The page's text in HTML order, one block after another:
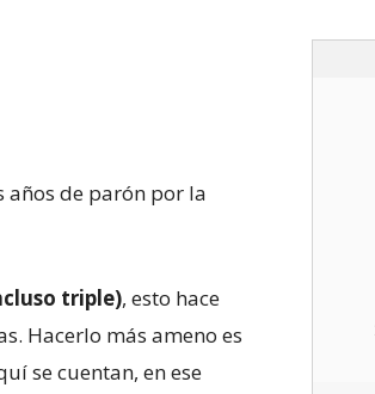
años de parón por la
triple), esto hace
Hacerlo más ameno es
se cuentan, en ese